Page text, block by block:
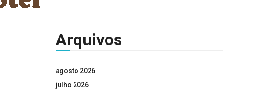
Arquivos
agosto 2026
julho 2026